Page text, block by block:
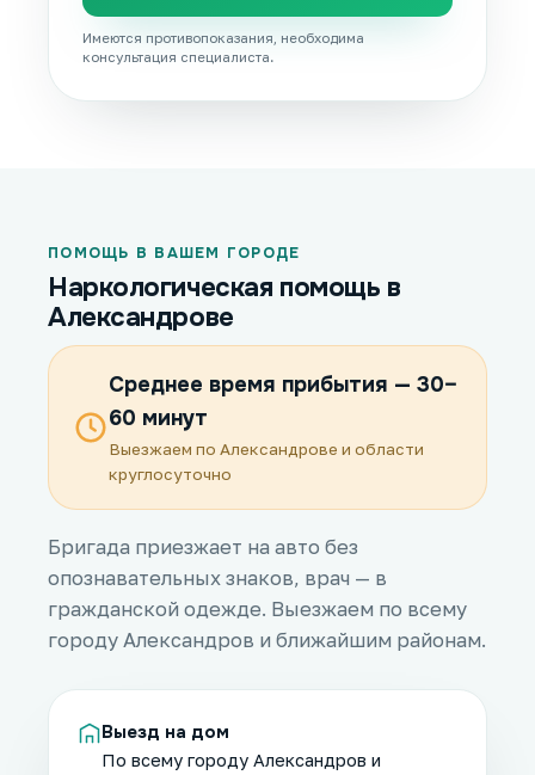
Имеются противопоказания, необходима
консультация специалиста.
ПОМОЩЬ В ВАШЕМ ГОРОДЕ
Наркологическая помощь в
Александрове
Среднее время прибытия — 30–
60 минут
Выезжаем по Александрове и области
круглосуточно
Бригада приезжает на авто без
опознавательных знаков, врач — в
гражданской одежде. Выезжаем по всему
городу Александров и ближайшим районам.
Выезд на дом
По всему городу Александров и